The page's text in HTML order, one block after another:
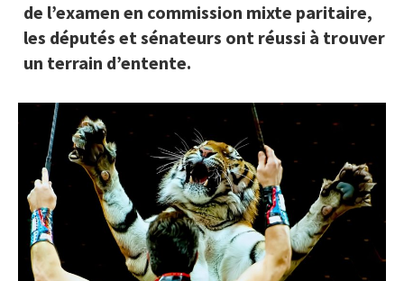
de l’examen en commission mixte paritaire,
les députés et sénateurs ont réussi à trouver
un terrain d’entente.